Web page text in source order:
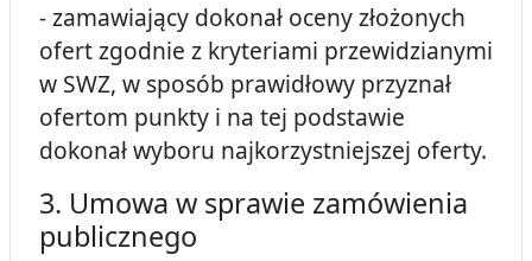
- zamawiający dokonał oceny złożonych
ofert zgodnie z kryteriami przewidzianymi
w SWZ, w sposób prawidłowy przyznał
ofertom punkty i na tej podstawie
dokonał wyboru najkorzystniejszej oferty.
3. Umowa w sprawie zamówienia
publicznego